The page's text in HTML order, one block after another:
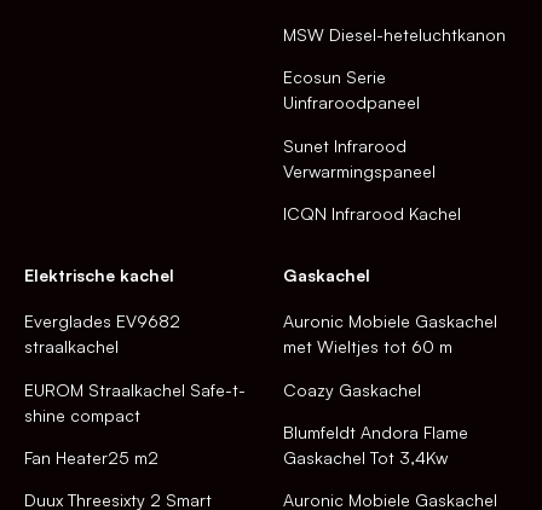
MSW Diesel-heteluchtkanon
Ecosun Serie
Uinfraroodpaneel
Sunet Infrarood
Verwarmingspaneel
ICQN Infrarood Kachel
Elektrische kachel
Everglades EV9682
straalkachel
EUROM Straalkachel Safe-t-
shine compact
Fan Heater25 m2
Duux Threesixty 2 Smart
Gaskachel
Auronic Mobiele Gaskachel
met Wieltjes tot 60 m
Coazy Gaskachel
Blumfeldt Andora Flame
Gaskachel Tot 3,4Kw
Auronic Mobiele Gaskachel